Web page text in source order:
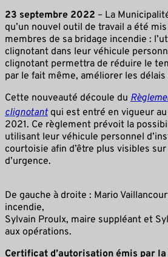
23 septembre 2022 – La
qu’un nouvel outil de travail a été
membres de sa bridage incendie :
clignotant dans leur véhicule
clignotant permettra de réduire le
par le fait même, améliorer les délais
Cette nouveauté découle du
clignotantqui est entré en vigueur au
2021. Ce règlement prévoit la
utilisant leur véhicule personnel
courtoisie afin d’être plus visibles
d’urgence.
De gauche à droite : Mario
incendie,
Sylvain Proulx, maire suppléant et
aux opérations.
Certificat d’autorisation émis par la